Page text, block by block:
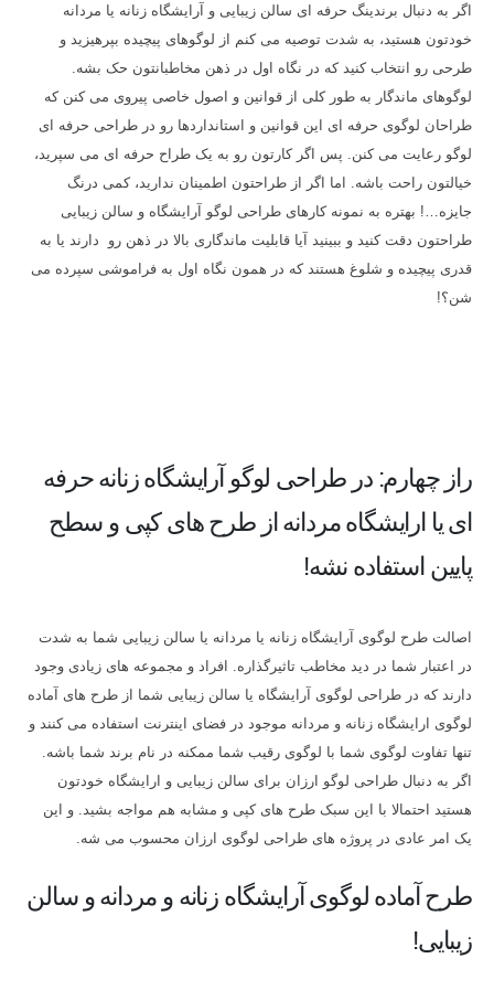
اگر به دنبال برندینگ حرفه ای سالن زیبایی و آرایشگاه زنانه یا مردانه
خودتون هستید، به شدت توصیه می کنم از لوگوهای پیچیده بپرهیزید و
طرحی رو انتخاب کنید که در نگاه اول در ذهن مخاطبانتون حک بشه.
لوگوهای ماندگار به طور کلی از قوانین و اصول خاصی پیروی می کنن که
طراحان لوگوی حرفه ای این قوانین و استانداردها رو در طراحی حرفه ای
لوگو رعایت می کنن. پس اگر کارتون رو به یک طراح حرفه ای می سپرید،
خیالتون راحت باشه. اما اگر از طراحتون اطمینان ندارید، کمی درنگ
جایزه…! بهتره به نمونه کارهای طراحی لوگو آرایشگاه و سالن زیبایی
طراحتون دقت کنید و ببینید آیا قابلیت ماندگاری بالا در ذهن رو دارند یا به
قدری پیچیده و شلوغ هستند که در همون نگاه اول به فراموشی سپرده می
شن؟!
راز چهارم: در طراحی لوگو آرایشگاه زنانه حرفه
ای یا ارایشگاه مردانه از طرح های کپی و سطح
پایین استفاده نشه!
اصالت طرح لوگوی آرایشگاه زنانه یا مردانه یا سالن زیبایی شما به شدت
در اعتبار شما در دید مخاطب تاثیرگذاره. افراد و مجموعه های زیادی وجود
دارند که در طراحی لوگوی آرایشگاه یا سالن زیبایی شما از طرح های آماده
لوگوی ارایشگاه زنانه و مردانه موجود در فضای اینترنت استفاده می کنند و
تنها تفاوت لوگوی شما با لوگوی رقیب شما ممکنه در نام برند شما باشه.
اگر به دنبال طراحی لوگو ارزان برای سالن زیبایی و ارایشگاه خودتون
هستید احتمالا با این سبک طرح های کپی و مشابه هم مواجه بشید. و این
یک امر عادی در پروژه های طراحی لوگوی ارزان محسوب می شه.
طرح آماده لوگوی آرایشگاه زنانه و مردانه و سالن
زیبایی!